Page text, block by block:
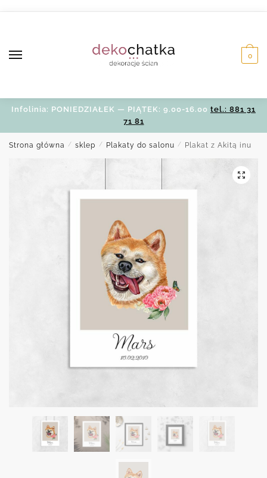
0
Infolinia: PONIEDZIAŁEK — PIĄTEK: 9.00-16.00 tel.: 881 31
71 81
Strona główna / sklep / Plakaty do salonu / Plakat z Akitą inu